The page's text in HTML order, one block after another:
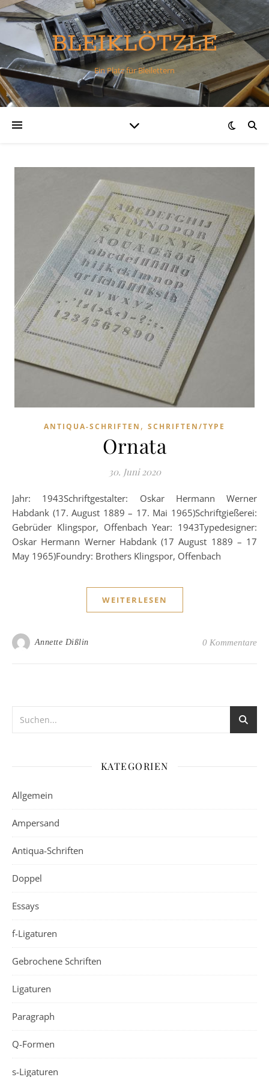
BLEIKLÖTZLE
Ein Platz für Bleilettern
ANTIQUA-SCHRIFTEN , SCHRIFTEN/TYPE
Ornata
30. Juni 2020
Jahr: 1943Schriftgestalter: Oskar Hermann Werner
Habdank (17. August 1889 – 17. Mai 1965)Schriftgießerei:
Gebrüder Klingspor, Offenbach Year: 1943Typedesigner:
Oskar Hermann Werner Habdank (17 August 1889 – 17
May 1965)Foundry: Brothers Klingspor, Offenbach
WEITERLESEN
Annette Dißlin 0 Kommentare
KATEGORIEN
Allgemein
Ampersand
Antiqua-Schriften
Doppel
Essays
f-Ligaturen
Gebrochene Schriften
Ligaturen
Paragraph
Q-Formen
s-Ligaturen